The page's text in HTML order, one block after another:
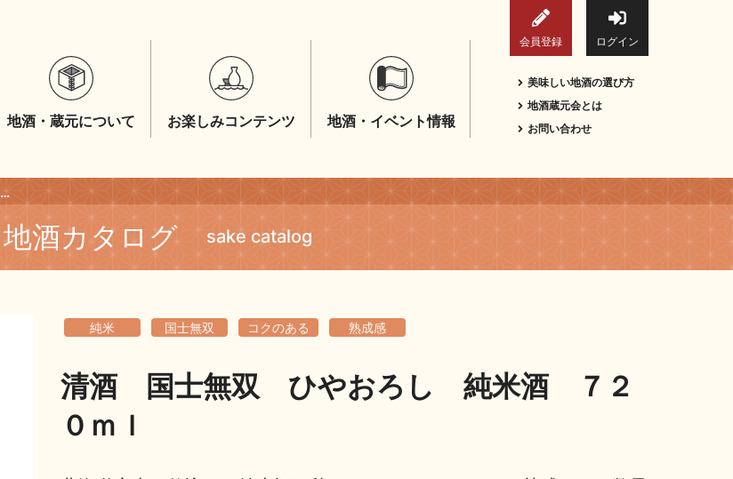
会員登録 ログイン
地酒・蔵元について お楽しみコンテンツ 地酒・イベント情報
美味しい地酒の選び方
地酒蔵元会とは
お問い合わせ
清酒 国士無双 ひやおろし 純米酒 ７２０ｍｌ
地酒カタログ sake catalog
純米 国士無双 コクのある 熟成感
清酒 国士無双 ひやおろし 純米酒 ７２
０ｍｌ